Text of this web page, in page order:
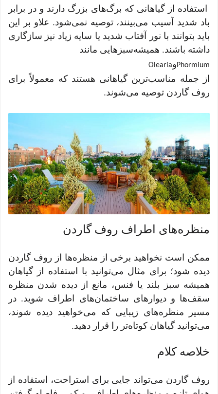
استفاده از گیاهانی که برگ‌های بزرگ دارند و در برابر
باد شدید آسیب می‌بینند، توصیه نمی‌شود. علاو بر این
باید بتوانند با نور آفتاب شدید یا سایه زیاد نیز سازگاری
داشته باشند. همیشه‌سبزهایی مانند
OleariaوPhormium
از جمله مناسب‌ترین گیاهانی هستند که معمولاً برای
روف گاردن توصیه می‌شوند.
منظره‌های اطراف روف گاردن
ممکن است نخواهید برخی از منظره‌ها از روف گاردن
دیده شود؛ برای مثال می‌توانید با استفاده از گیاهان
همیشه ‌سبز بلند یا فنس، مانع از دیده شدن منظره‌
سقف‌ها و دیوارهای ساختمان‌های اطراف شوید. در
مسیر منظره‌های زیبایی که می‌خواهید دیده شوند،
می‌توانید گیاهان کوتاه‌تر را قرار دهید.
خلاصه کلام
روف گاردن می‌تواند جایی برای استراحت، استفاده از